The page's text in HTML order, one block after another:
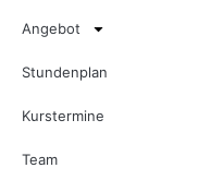
Angebot
Stundenplan
Kurstermine
Team